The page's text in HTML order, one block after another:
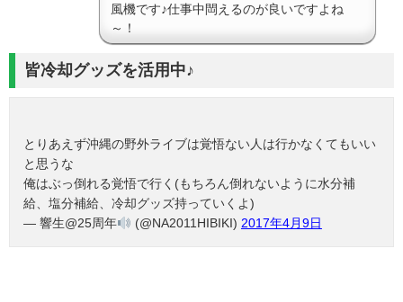
風機です♪仕事中閊えるのが良いですよね
～！
皆冷却グッズを活用中♪
とりあえず沖縄の野外ライブは覚悟ない人は行かなくてもいい
と思うな
俺はぶっ倒れる覚悟で行く(もちろん倒れないように水分補
給、塩分補給、冷却グッズ持っていくよ)
— 響生@25周年
(@NA2011HIBIKI) 2017年4月9日